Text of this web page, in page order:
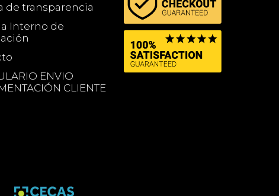
de transparencia
Interno de
ENVIO
CLIENTE